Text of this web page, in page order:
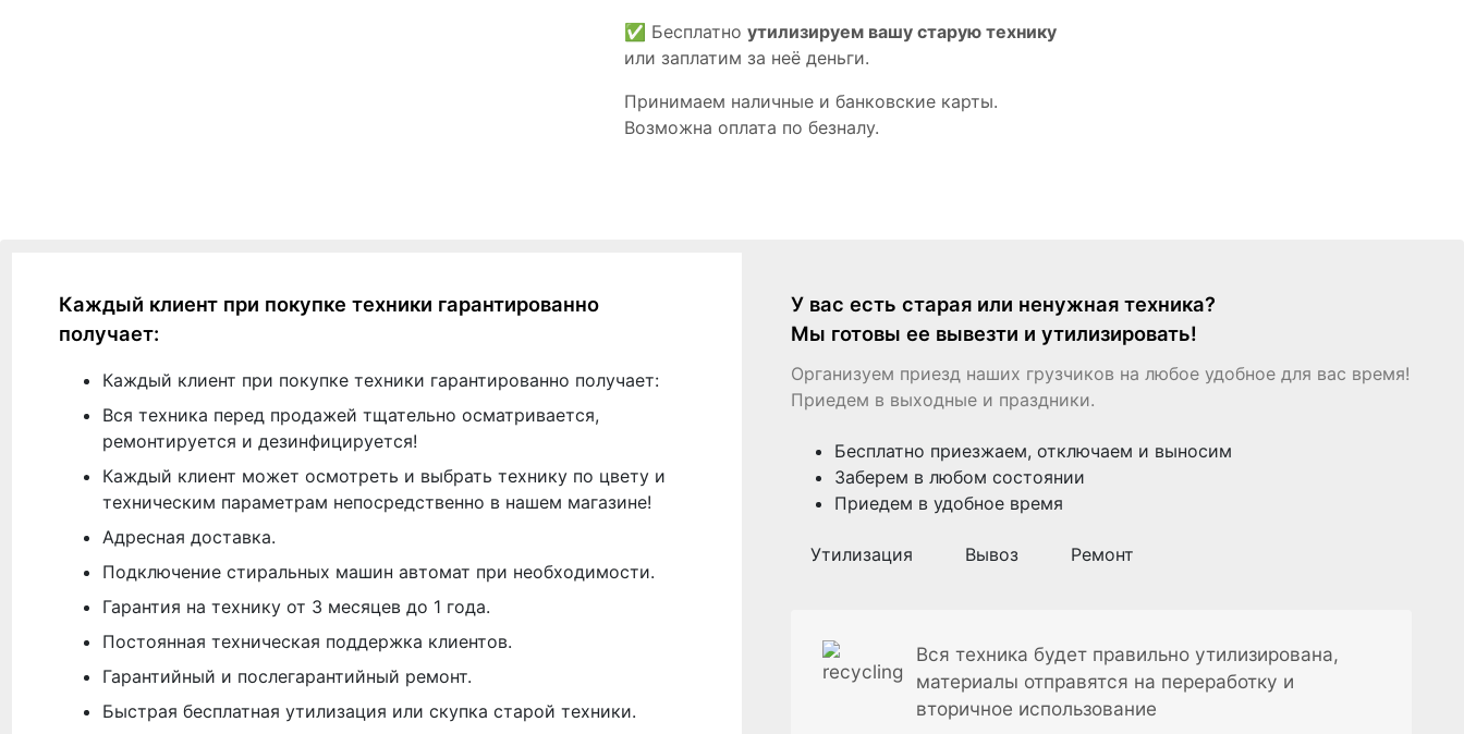
✅ Бесплатно утилизируем вашу старую технику
или заплатим за неё деньги.
Принимаем наличные и банковские карты.
Возможна оплата по безналу.
Каждый клиент при покупке техники гарантированно
получает:
Каждый клиент при покупке техники гарантированно получает:
Вся техника перед продажей тщательно осматривается,
ремонтируется и дезинфицируется!
Каждый клиент может осмотреть и выбрать технику по цвету и
техническим параметрам непосредственно в нашем магазине!
Адресная доставка.
Подключение стиральных машин автомат при необходимости.
Гарантия на технику от 3 месяцев до 1 года.
Постоянная техническая поддержка клиентов.
Гарантийный и послегарантийный ремонт.
Быстрая бесплатная утилизация или скупка старой техники.
У вас есть старая или ненужная техника?
Мы готовы ее вывезти и утилизировать!
Организуем приезд наших грузчиков на любое удобное для вас время!
Приедем в выходные и праздники.
Бесплатно приезжаем, отключаем и выносим
Заберем в любом состоянии
Приедем в удобное время
Утилизация Вывоз Ремонт
Вся техника будет правильно утилизирована,
материалы отправятся на переработку и
вторичное использование